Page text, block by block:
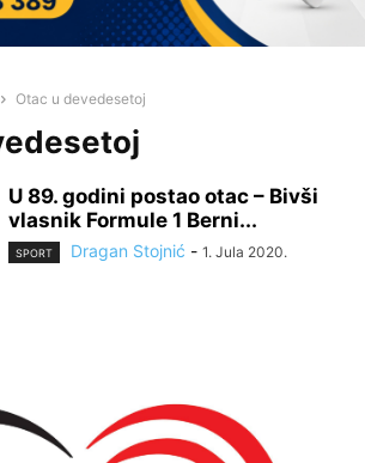
Otac u devedesetoj
U 89. godini postao otac – Bivši
vlasnik Formule 1 Berni...
SPORT Dragan Stojnić - 1. Jula 2020.